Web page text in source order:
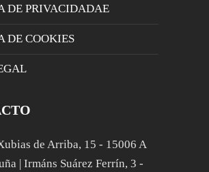
DE PRIVACIDADAE
DE COOKIES
de Arriba, 15 - 15006 A
| Irmáns Suárez Ferrín, 3 -